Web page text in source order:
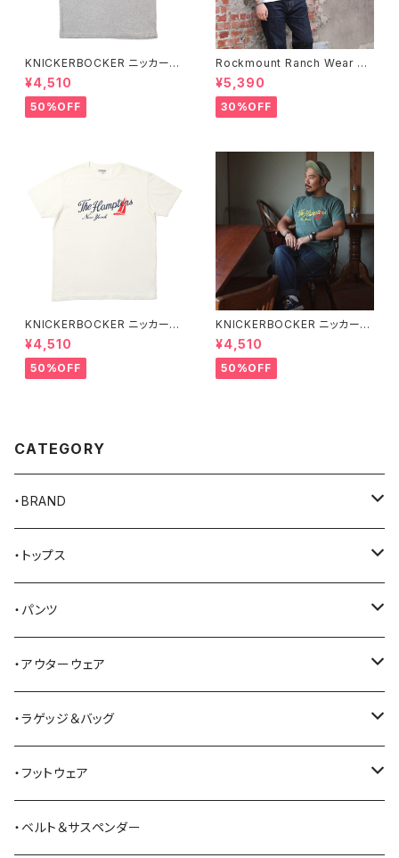
KNICKERBOCKER ニッカーボ
ッカー HEATHER GREY ハン
プトン Tシャツ
¥4,510
50%OFF
Rockmount Ranch Wear ロ
ックマウント ランチウェア Rock
mount Bronc Western T-Sh
irt 半袖Tシャツ 全3色
¥5,390
30%OFF
KNICKERBOCKER ニッカーボ
ッカー MILK ハンプトン Tシャ
ツ
¥4,510
50%OFF
KNICKERBOCKER ニッカーボ
ッカー GREEN ハンプトン Tシ
ャツ
¥4,510
50%OFF
CATEGORY
・BRAND
AKER
Alden
ALFONSO'S OF HOLLYWOOD LEATHER
All American Khakis
American Optical
ANDERSON BEAN BOOT CO.
・トップス
Tシャツ
シャツ
ベスト
セーター
スウェットシャツ
・パンツ
ジーンズ
ワークパンツ
オーバーオール
ミリタリーパンツ
・アウターウェア
コート
ジャケット
ベスト
・ラゲッジ＆バッグ
トートバッグ
ショルダーバッグ
・フットウェア
ブーツ
・ベルト＆サスペンダー